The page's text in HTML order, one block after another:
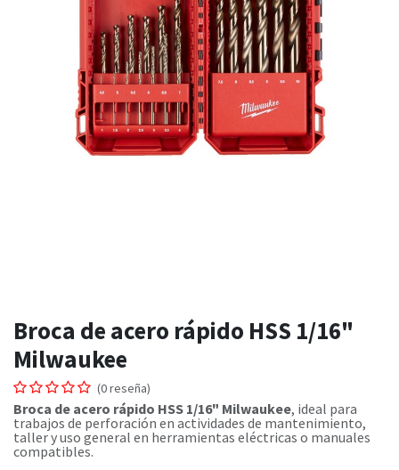
Broca de acero rápido HSS 1/16"
Milwaukee
(0 reseña)
Broca de acero rápido HSS 1/16" Milwaukee, ideal para
trabajos de perforación en actividades de mantenimiento,
taller y uso general en herramientas eléctricas o manuales
compatibles.